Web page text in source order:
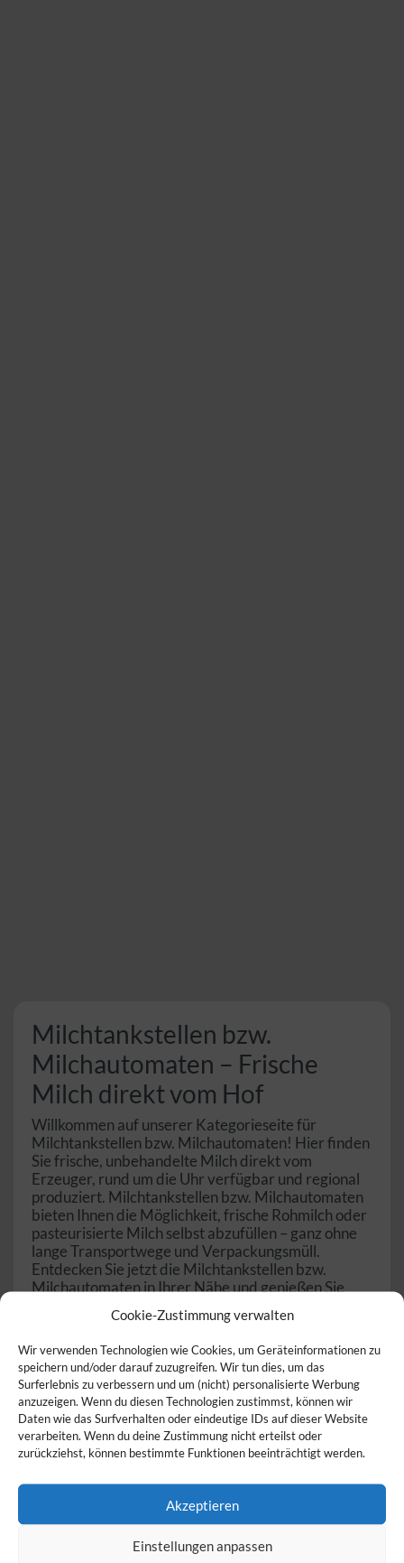
Cookie-Zustimmung verwalten
Wir verwenden Technologien wie Cookies, um Geräteinformationen zu
speichern und/oder darauf zuzugreifen. Wir tun dies, um das
Surferlebnis zu verbessern und um (nicht) personalisierte Werbung
anzuzeigen. Wenn du diesen Technologien zustimmst, können wir
Daten wie das Surfverhalten oder eindeutige IDs auf dieser Website
verarbeiten. Wenn du deine Zustimmung nicht erteilst oder
zurückziehst, können bestimmte Funktionen beeinträchtigt werden.
Akzeptieren
Einstellungen anpassen
Milchtankstellen bzw.
Milchautomaten – Frische
Milch direkt vom Hof
Willkommen auf unserer Kategorieseite für
Milchtankstellen bzw. Milchautomaten! Hier finden
Sie frische, unbehandelte Milch direkt vom
Erzeuger, rund um die Uhr verfügbar und regional
produziert. Milchtankstellen bzw. Milchautomaten
bieten Ihnen die Möglichkeit, frische Rohmilch oder
pasteurisierte Milch selbst abzufüllen – ganz ohne
lange Transportwege und Verpackungsmüll.
Entdecken Sie jetzt die Milchtankstellen bzw.
Milchautomaten in Ihrer Nähe und genießen Sie
natürliche, regionale Milchprodukte in höchster
Was ist eine Milchtankstelle /
Milchautomat?
Eine Milchtankstelle (oder auch Milchautomat) ist
ein Selbstbedienungsautomat, an dem frische Milch
direkt vom Bauernhof gezapft werden kann. Viele
um die Uhr zugänglich. Verbraucher können eigene
Behälter mitbringen oder oft auch Flaschen vor Ort
kaufen, um die Milch direkt abzufüllen.